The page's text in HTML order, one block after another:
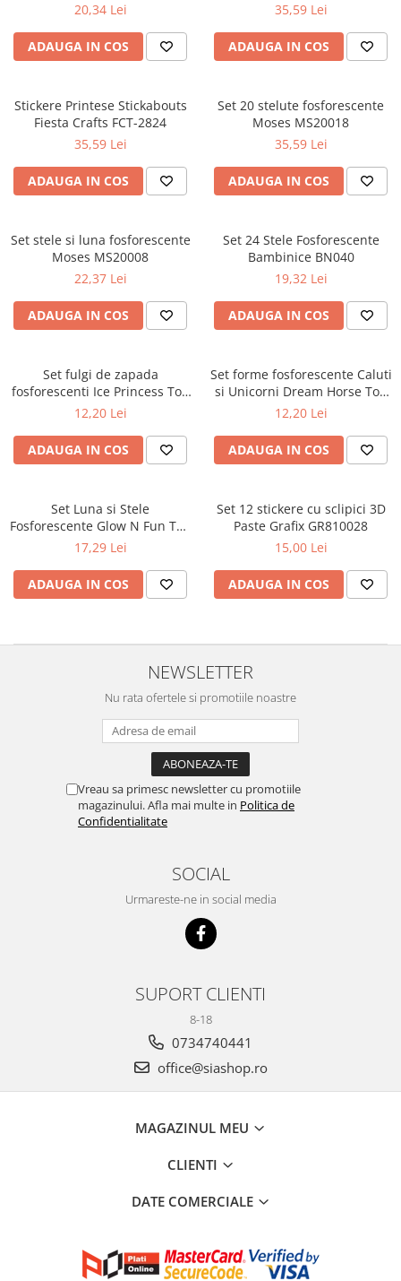
20,34 Lei
ADAUGA IN COS
35,59 Lei
ADAUGA IN COS
Stickere Printese Stickabouts
Fiesta Crafts FCT-2824
35,59 Lei
ADAUGA IN COS
Set 20 stelute fosforescente
Moses MS20018
35,59 Lei
ADAUGA IN COS
Set stele si luna fosforescente
Moses MS20008
22,37 Lei
ADAUGA IN COS
Set 24 Stele Fosforescente
Bambinice BN040
19,32 Lei
ADAUGA IN COS
Set fulgi de zapada
fosforescenti Ice Princess Toi-
Toys TT12140A
12,20 Lei
ADAUGA IN COS
Set forme fosforescente Caluti
si Unicorni Dream Horse Toi-
Toys TT49524A
12,20 Lei
ADAUGA IN COS
Set Luna si Stele
Fosforescente Glow N Fun Toi-
Toys TT35055A
17,29 Lei
ADAUGA IN COS
Set 12 stickere cu sclipici 3D
Paste Grafix GR810028
15,00 Lei
ADAUGA IN COS
NEWSLETTER
Nu rata ofertele si promotiile noastre
Vreau sa primesc newsletter cu promotiile
magazinului. Afla mai multe in Politica de
Confidentialitate
SOCIAL
Urmareste-ne in social media
SUPORT CLIENTI
8-18
0734740441
office@siashop.ro
MAGAZINUL MEU
CLIENTI
DATE COMERCIALE